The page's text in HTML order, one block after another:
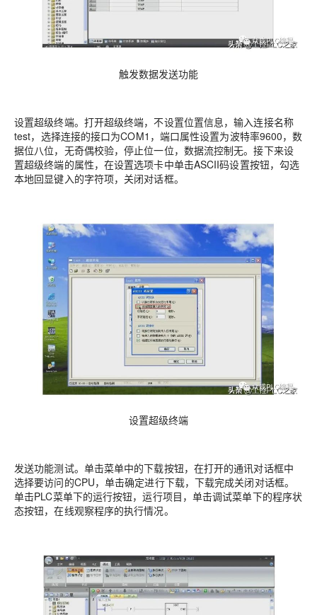
触发数据发送功能
设置超级终端。打开超级终端，不设置位置信息，输入连接名称
test，选择连接的接口为COM1，端口属性设置为波特率9600，数
据位八位，无奇偶校验，停止位一位，数据流控制无。接下来设
置超级终端的属性，在设置选项卡中单击ASCII码设置按钮，勾选
本地回显键入的字符项，关闭对话框。
设置超级终端
发送功能测试。单击菜单中的下载按钮，在打开的通讯对话框中
选择要访问的CPU，单击确定进行下载，下载完成关闭对话框。
单击PLC菜单下的运行按钮，运行项目，单击调试菜单下的程序状
态按钮，在线观察程序的执行情况。